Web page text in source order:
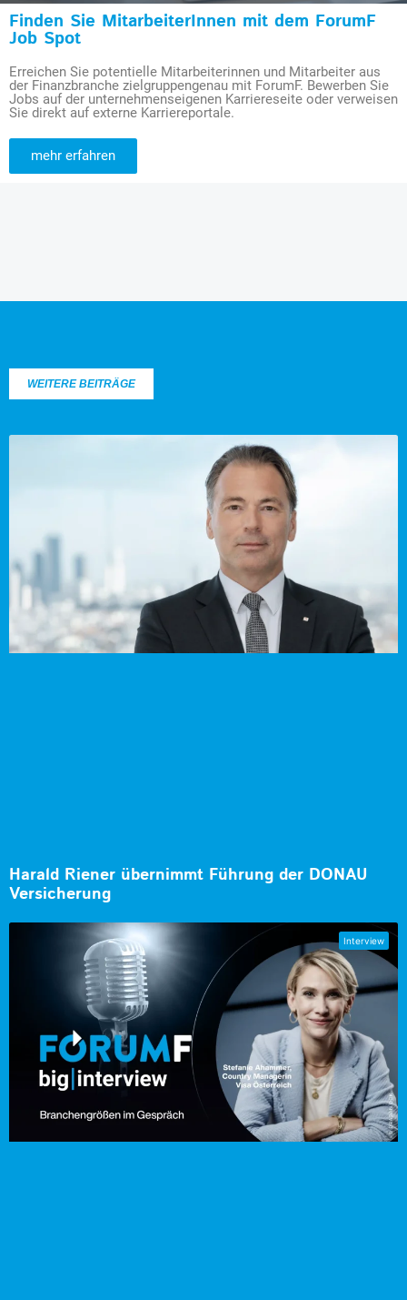
Finden Sie MitarbeiterInnen mit dem ForumF
Job Spot
Erreichen Sie potentielle Mitarbeiterinnen und Mitarbeiter aus
der Finanzbranche zielgruppengenau mit ForumF. Bewerben Sie
Jobs auf der unternehmenseigenen Karriereseite oder verweisen
Sie direkt auf externe Karriereportale.
mehr erfahren
WEITERE BEITRÄGE
Harald Riener übernimmt Führung der DONAU
Versicherung